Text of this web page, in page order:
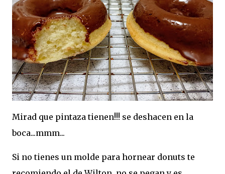
Mirad que pintaza tienen!!! se deshacen en la
boca...mmm...
Si no tienes un molde para hornear donuts te